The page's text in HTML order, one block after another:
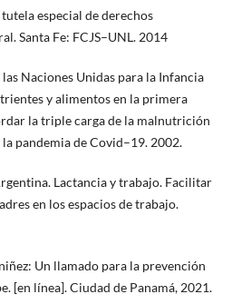
especial de derechos
Santa Fe: FCJS–UNL. 2014
Naciones Unidas para la Infancia
y alimentos en la primera
la triple carga de la malnutrición
pandemia de Covid–19. 2002.
Lactancia y trabajo. Facilitar
en los espacios de trabajo.
Un llamado para la prevención
[en línea]. Ciudad de Panamá, 2021.